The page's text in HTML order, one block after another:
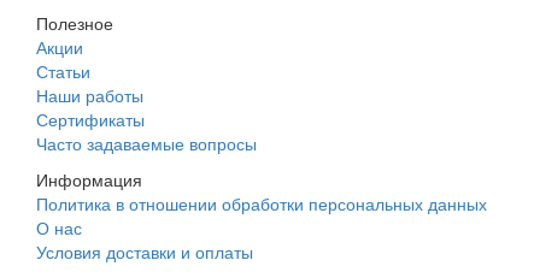
Полезное
Акции
Статьи
Наши работы
Сертификаты
Часто задаваемые вопросы
Информация
Политика в отношении обработки персональных данных
О нас
Условия доставки и оплаты